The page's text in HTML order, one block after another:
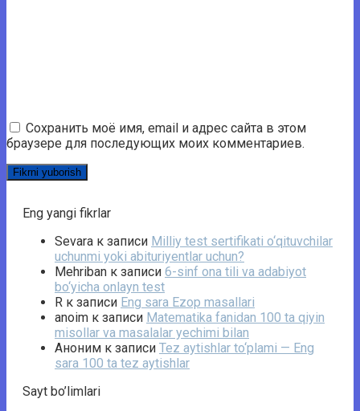
Сохранить моё имя, email и адрес сайта в этом
браузере для последующих моих комментариев.
Eng yangi fikrlar
Sevara к записи Milliy test sertifikati o‘qituvchilar
uchunmi yoki abituriyentlar uchun?
Mehriban к записи 6-sinf ona tili va adabiyot
bo‘yicha onlayn test
R к записи Eng sara Ezop masallari
anoim к записи Matematika fanidan 100 ta qiyin
misollar va masalalar yechimi bilan
Аноним к записи Tez aytishlar to‘plami — Eng
sara 100 ta tez aytishlar
Sayt bo’limlari